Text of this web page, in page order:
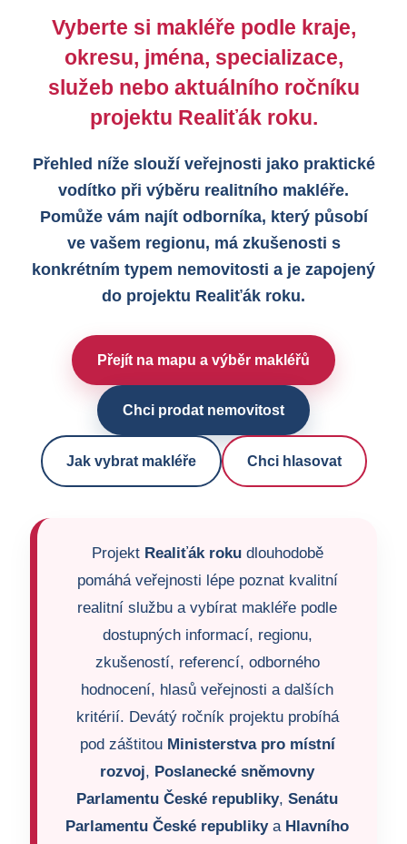
Vyberte si makléře podle kraje,
okresu, jména, specializace,
služeb nebo aktuálního ročníku
projektu Realiťák roku.
Přehled níže slouží veřejnosti jako praktické
vodítko při výběru realitního makléře.
Pomůže vám najít odborníka, který působí
ve vašem regionu, má zkušenosti s
konkrétním typem nemovitosti a je zapojený
do projektu Realiťák roku.
Přejít na mapu a výběr makléřů
Chci prodat nemovitost
Jak vybrat makléře Chci hlasovat
Projekt Realiťák rokudlouhodobě
pomáhá veřejnosti lépe poznat kvalitní
realitní službu a vybírat makléře podle
dostupných informací, regionu,
zkušeností, referencí, odborného
hodnocení, hlasů veřejnosti a dalších
kritérií. Devátý ročník projektu probíhá
pod záštitou Ministerstva pro místní
rozvoj, Poslanecké sněmovny
Parlamentu České republiky, Senátu
Parlamentu České republikya Hlavního